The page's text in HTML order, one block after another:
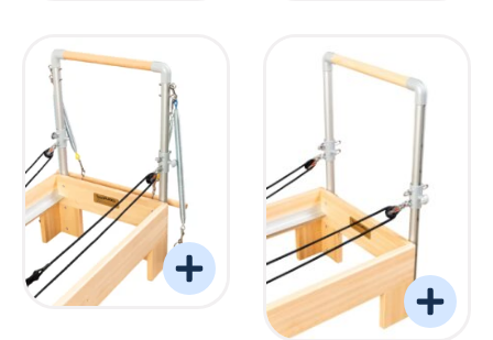
Torre Barreformer Monitor Natural Pro